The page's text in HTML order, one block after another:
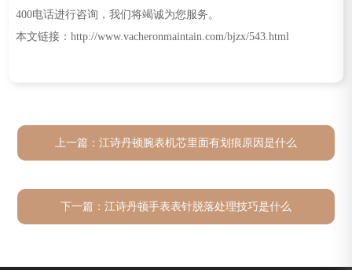
400电话进行咨询，我们将竭诚为您服务。
本文链接：http://www.vacheronmaintain.com/bjzx/543.html
上一篇： 江诗丹顿腕表机芯里面有划痕原因是什么
下一篇： 江诗丹顿手表表针脱落处理技巧是什么